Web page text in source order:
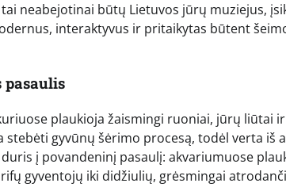
neabejotinai būtų Lietuvos jūrų muziejus,
interaktyvus ir pritaikytas būtent
plaukioja žaismingi ruoniai, jūrų liūtai
stebėti gyvūnų šėrimo procesą, todėl verta iš
į povandeninį pasaulį: akvariumuose
gyventojų iki didžiulių, grėsmingai